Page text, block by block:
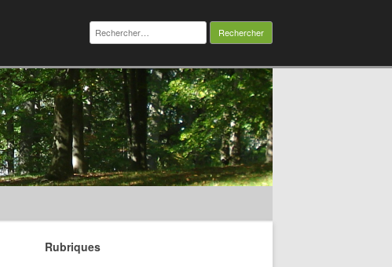
Rechercher :
Rubriques